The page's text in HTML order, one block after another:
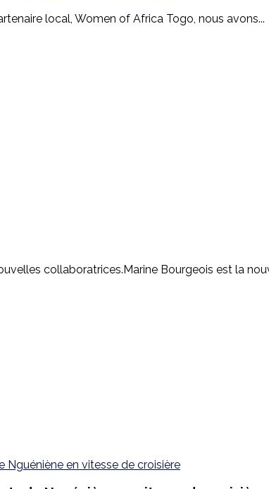
local, Women of Africa Togo, nous avons...
collaboratrices.Marine Bourgeois est la